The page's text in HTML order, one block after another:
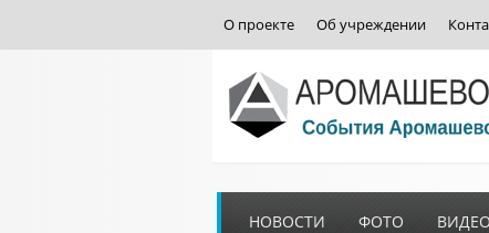
О проекте Об учреждении
НОВОСТИ ФОТО ВИДЕО